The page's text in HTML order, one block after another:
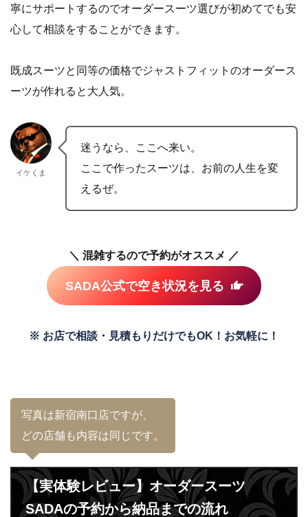
寧にサポートするのでオーダースーツ選びが初めてでも安
心して相談をすることができます。
既成スーツと同等の価格でジャストフィットのオーダース
ーツが作れると大人気。
イケくま
迷うなら、ここへ来い。
ここで作ったスーツは、お前の人生を変
えるぜ。
＼ 混雑するので予約がオススメ ／
SADA公式で空き状況を見る
※ お店で相談・見積もりだけでもOK！お気軽に！
写真は新宿南口店ですが、
どの店舗も内容は同じです。
【実体験レビュー】オーダースーツ
SADAの予約から納品までの流れ